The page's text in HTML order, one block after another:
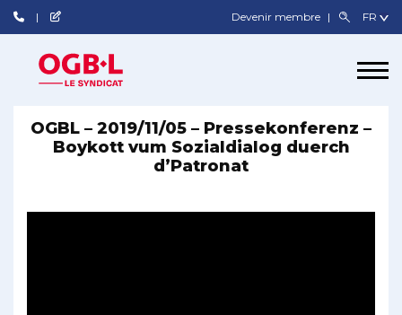
Devenir membre
OGBL – 2019/11/05 – Pressekonferenz –
Boykott vum Sozialdialog duerch
d’Patronat